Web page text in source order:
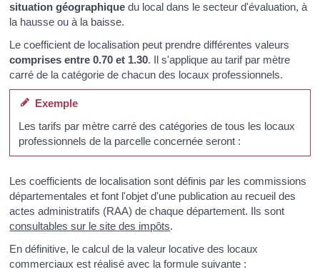
situation géographique du local dans le secteur d'évaluation, à
la hausse ou à la baisse.
Le coefficient de localisation peut prendre différentes valeurs
comprises entre 0.70 et 1.30. Il s'applique au tarif par mètre
carré de la catégorie de chacun des locaux professionnels.
Exemple
Les tarifs par mètre carré des catégories de tous les locaux
professionnels de la parcelle concernée seront :
Les coefficients de localisation sont définis par les commissions
départementales et font l'objet d'une publication au recueil des
actes administratifs (RAA) de chaque département. Ils sont
consultables sur le site des impôts.
En définitive, le calcul de la valeur locative des locaux
commerciaux est réalisé avec la formule suivante :